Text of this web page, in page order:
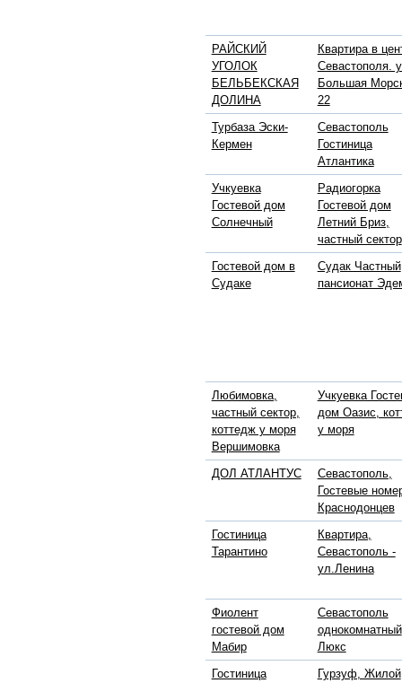
РАЙСКИЙ
УГОЛОК
БЕЛЬБЕКСКАЯ
ДОЛИНА
Квартира в
Севастополя.
Большая
22
Турбаза Эски-
Кермен
Севастополь
Гостиница
Атлантика
Учкуевка
Гостевой дом
Солнечный
Радиогорка
Гостевой дом
Летний Бриз,
частный сектор
Гостевой дом в
Судаке
Судак Частный
пансионат
Любимовка,
частный сектор,
коттедж у моря
Вершимовка
Учкуевка
дом Оазис,
у моря
ДОЛ АТЛАНТУС
Севастополь,
Гостевые
Краснодонцев
Гостиница
Тарантино
Квартира,
Севастополь -
ул.Ленина
Фиолент
гостевой дом
Мабир
Севастополь
однокомнатный
Люкс
Гостиница
Гурзуф, Жилой